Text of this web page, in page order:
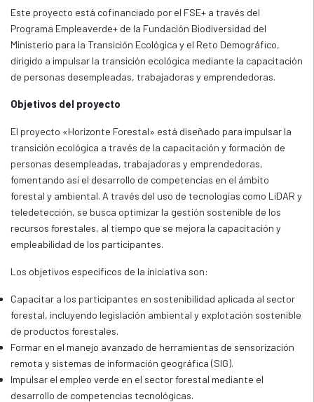
Este proyecto está cofinanciado por el FSE+ a través del
Programa Empleaverde+ de la Fundación Biodiversidad del
Ministerio para la Transición Ecológica y el Reto Demográfico,
dirigido a impulsar la transición ecológica mediante la capacitación
de personas desempleadas, trabajadoras y emprendedoras.
Objetivos del proyecto
El proyecto «Horizonte Forestal» está diseñado para impulsar la
transición ecológica a través de la capacitación y formación de
personas desempleadas, trabajadoras y emprendedoras,
fomentando así el desarrollo de competencias en el ámbito
forestal y ambiental. A través del uso de tecnologías como LiDAR y
teledetección, se busca optimizar la gestión sostenible de los
recursos forestales, al tiempo que se mejora la capacitación y
empleabilidad de los participantes.
Los objetivos específicos de la iniciativa son:
Capacitar a los participantes en sostenibilidad aplicada al sector
forestal, incluyendo legislación ambiental y explotación sostenible
de productos forestales.
Formar en el manejo avanzado de herramientas de sensorización
remota y sistemas de información geográfica (SIG).
Impulsar el empleo verde en el sector forestal mediante el
desarrollo de competencias tecnológicas.